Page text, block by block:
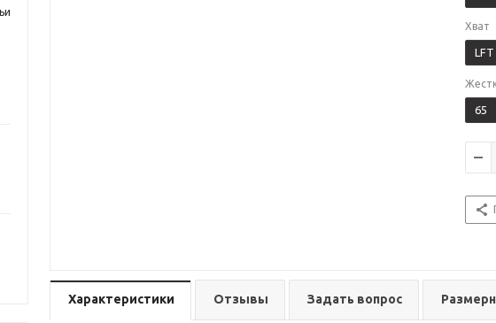
Хват
LFT
65
Характеристики Отзывы Задать вопрос